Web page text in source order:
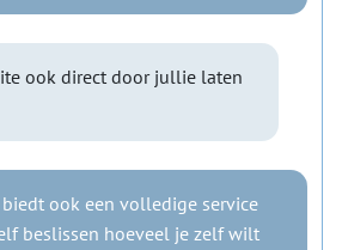
ook direct door jullie laten
ook een volledige service
beslissen hoeveel je zelf wilt